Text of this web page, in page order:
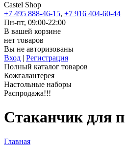
Castel Shop
+7 495 888-46-15, +7 916 404-60-44
Пн-пт, 09:00-22:00
В вашей корзине
нет товаров
Вы не авторизованы
Вход | Регистрация
Полный каталог товаров
Кожгалантерея
Настольные наборы
Распродажа!!!
Стаканчик для
Главная